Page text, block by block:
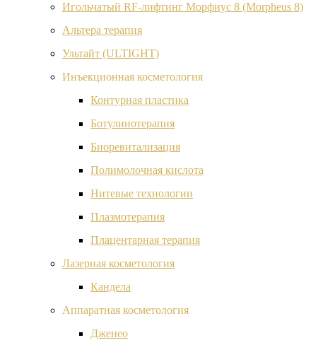
Игольчатый RF-лифтинг Морфиус 8 (Morpheus 8)
Альтера терапия
Ультайт (ULTIGHT)
Инъекционная косметология
Контурная пластика
Ботулинотерапия
Биоревитализация
Полимолочная кислота
Нитевые технологии
Плазмотерапия
Плацентарная терапия
Лазерная косметология
Кандела
Аппаратная косметология
Дженео